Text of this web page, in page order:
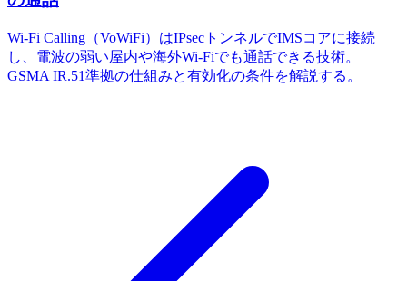
Wi-Fi Calling（VoWiFi）はIPsecトンネルでIMSコアに接続
し、電波の弱い屋内や海外Wi-Fiでも通話できる技術。
GSMA IR.51準拠の仕組みと有効化の条件を解説する。